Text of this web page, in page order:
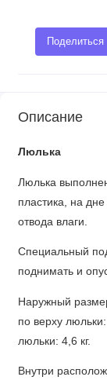
Поделиться
Описание
Люлька
Люлька
пластика, на
отвода влаги.
Специальный
поднимать и
Наружный
по верху
люльки: 4,6 кг.
Внутри